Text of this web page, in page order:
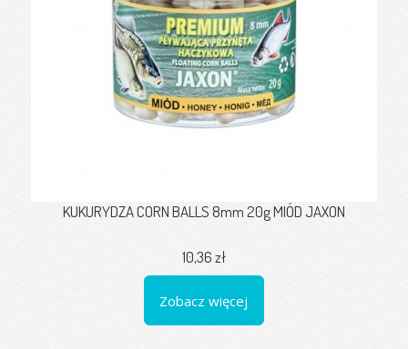
KUKURYDZA CORN BALLS 8mm 20g MIÓD JAXON
10,36 zł
Zobacz więcej